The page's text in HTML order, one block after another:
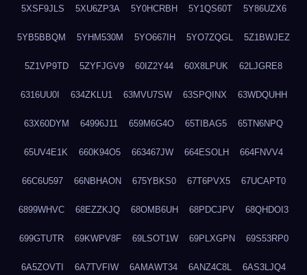
5XSF9JLS 5XU6ZP3A 5Y0HCRBH 5Y1QS60T 5Y86UZX6
5YB5BBQM 5YHM530M 5YO667IH 5YO7ZQGL 5Z1BWJEZ
5Z1VP9TD 5ZYFJGV9 60IZ2Y44 60X8LPUK 62LJGRE8
6316UU0I 634ZKLU1 63MVU7SW 63SPQINX 63WDQUHH
63X60DYM 64996J11 659M6G4O 65TIBAG5 65TN6NPQ
65UV4E1K 660K94O5 663467JW 664ESOLH 664FNVV4
66C6U597 66NBHAON 675YBKS0 67T6PVX5 67UCAPT0
6899WHVC 68EZZKJQ 68OMB6UH 68PDCJPV 68QHDOI3
699GTUTR 69KWPV8F 69LSOT1W 69PLXGPN 69S53RP0
6A5ZOVTI 6A7TVFIW 6AMAWT34 6ANZ4C8L 6AS3LJQ4